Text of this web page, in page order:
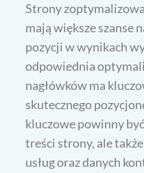
Strony
mają większe szanse
pozycji w wynikach
odpowiednia
nagłówków ma
skutecznego
kluczowe powinny
treści strony, ale
usług oraz danych